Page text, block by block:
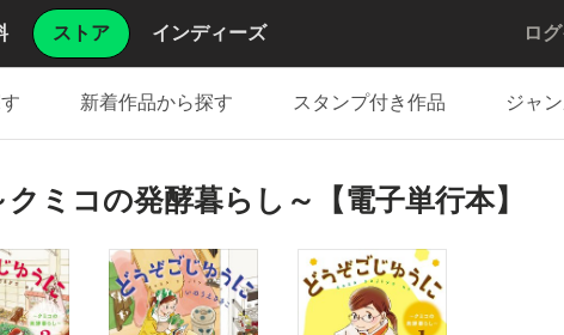
ストア インディーズ ロ
新着作品から探す スタンプ付き作品 ジャ
ミコの発酵暮らし～【電子単行本】